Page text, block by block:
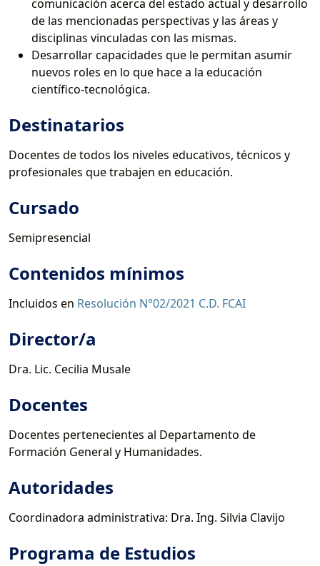
comunicación acerca del estado actual y desarrollo
de las mencionadas perspectivas y las áreas y
disciplinas vinculadas con las mismas.
Desarrollar capacidades que le permitan asumir
nuevos roles en lo que hace a la educación
científico-tecnológica.
Destinatarios
Docentes de todos los niveles educativos, técnicos y
profesionales que trabajen en educación.
Cursado
Semipresencial
Contenidos mínimos
Incluidos en Resolución N°02/2021 C.D. FCAI
Director/a
Dra. Lic. Cecilia Musale
Docentes
Docentes pertenecientes al Departamento de
Formación General y Humanidades.
Autoridades
Coordinadora administrativa: Dra. Ing. Silvia Clavijo
Programa de Estudios